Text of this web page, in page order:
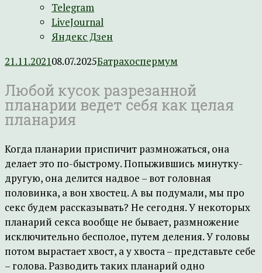
Telegram
LiveJournal
Яндекс Дзен
21.11.202108.07.2025Батрахоспермум
Любой кусок разрезанной
планарии ведет себя как целая
планария
Когда планарии приспичит размножаться, она
делает это по-быстрому. Попыжившись минутку-
другую, она делится надвое – вот головная
половинка, а вон хвостец. А вы подумали, мы про
секс будем рассказывать? Не сегодня. У некоторых
планарий секса вообще не бывает, размножение
исключительно бесполое, путем деления. У головы
потом вырастает хвост, а у хвоста – представьте себе
– голова. Разводить таких планарий одно